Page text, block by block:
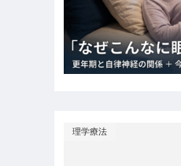
理学療法